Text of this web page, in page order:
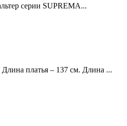
серии SUPREMA...
платья – 137 см. Длина ...